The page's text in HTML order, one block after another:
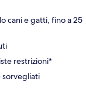
cani e gatti, fino a 25
restrizioni*
sorvegliati